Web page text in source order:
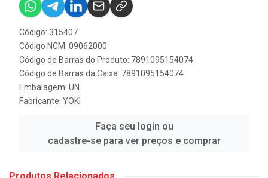
Código: 315407
Código NCM: 09062000
Código de Barras do Produto: 7891095154074
Código de Barras da Caixa: 7891095154074
Embalagem: UN
Fabricante: YOKI
Faça seu login ou
cadastre-se para ver preços e comprar